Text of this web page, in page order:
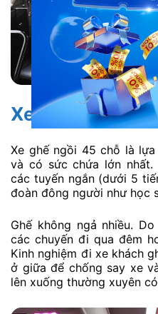
Xe ghế ngồi 45
Xe ghế ngồi 45 chỗ là
và có sức chứa lớn
các tuyến ngắn (dưới 5
đoàn đông người như học
Ghế không ngả nhiều.
các chuyến đi qua đêm
Kinh nghiệm đi xe khách
ở giữa để chống say xe
lên xuống thường xuyên